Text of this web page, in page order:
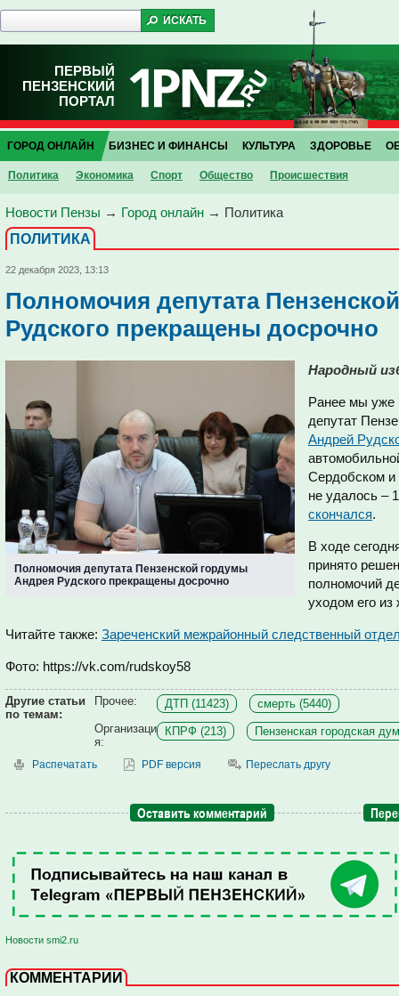
ПЕРВЫЙ
ПЕНЗЕНСКИЙ
ПОРТАЛ
ГОРОД ОНЛАЙН
Политика Экономика Спорт Общество Проиcшествия
БИЗНЕС И ФИНАНСЫ КУЛЬТУРА ЗДОРОВЬЕ
Новости Пензы → Город онлайн → Политика
ПОЛИТИКА
22 декабря 2023, 13:13
Полномочия депутата
Рудского прекращены досрочно
Полномочия депутата Пензенской гордумы
Андрея Рудского прекращены досрочно
Народный
Ранее мы уже
депутат
Андрей
Сердобском
не удалось –
скончался.
В ходе
принято
полномочий
уходом его из
Читайте также: Зареченский межрайонный следственный
Фото: https://vk.com/rudskoy58
Другие статьи
по темам:
Прочее: ДТП (11423)
смерть (5440)
Организаци
я:
КПРФ (213) Пензенская городская
Распечатать PDF версия Переслать другу
Оставить комментарий
Новости smi2.ru
КОММЕНТАРИИ